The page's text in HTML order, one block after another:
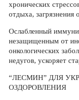
хронических
отдыха,
Ослабленный
незащищенным от
онкологических
недугов, ускоряет
“ЛЕСМИН” ДЛЯ
ОЗДОРОВЛЕНИЯ